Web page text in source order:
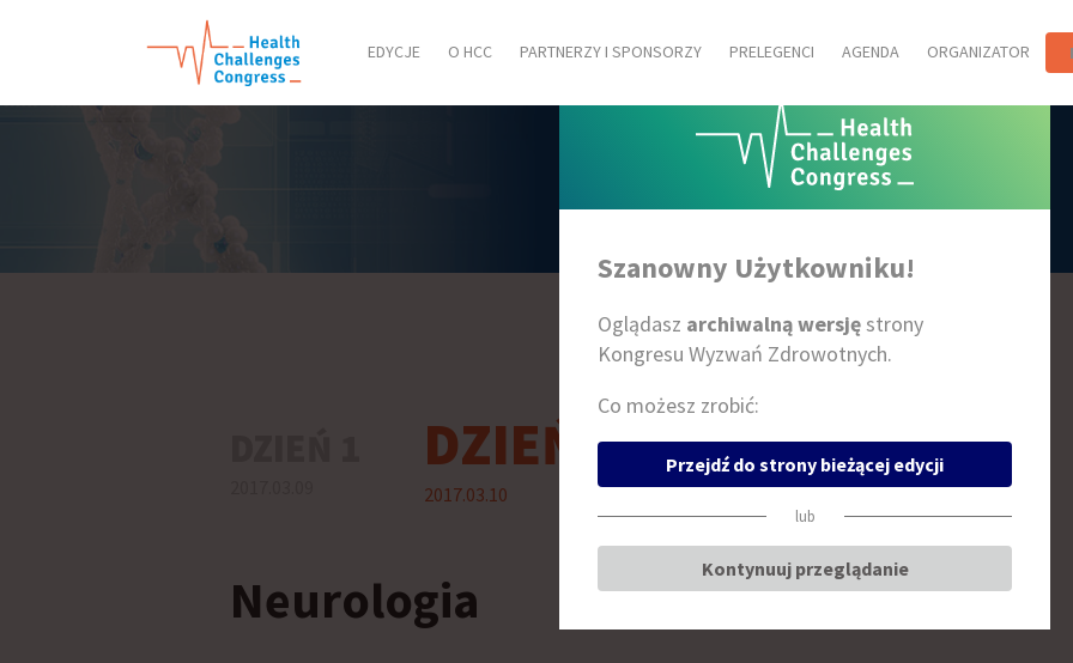
EDYCJE O HCC PARTNERZY I SPONSORZY PRELEGENCI AGENDA ORGANIZATOR
AGENDA
DZIEŃ 2
2017.03.10
Neurologia
Szanowny Użytkowniku!
Oglądasz archiwalną wersjęstrony
Kongresu Wyzwań Zdrowotnych.
Co możesz zrobić:
Przejdź do strony bieżącej edycji
lub
Kontynuuj przeglądanie